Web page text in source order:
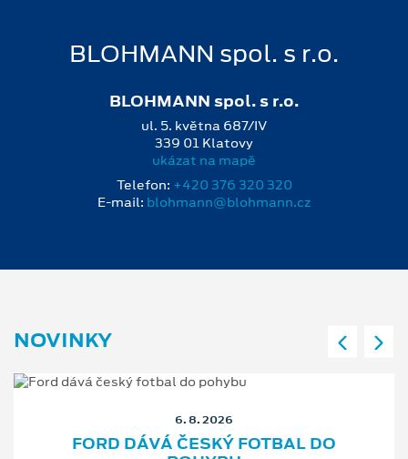
BLOHMANN spol. s r.o.
BLOHMANN spol. s r.o.
ul. 5. května 687/IV
339 01 Klatovy
ukázat na mapě
Telefon: +420 376 320 320
E-mail: blohmann@blohmann.cz
NOVINKY
6. 8. 2026
FORD DÁVÁ ČESKÝ FOTBAL DO